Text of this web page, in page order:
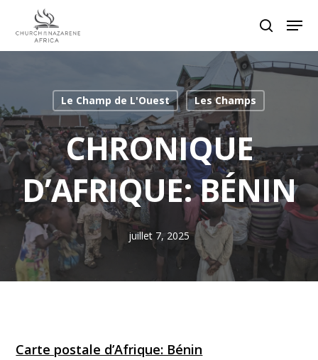
Hit enter to search or ESC to close
Le Champ de L'Ouest Les Champs
CHRONIQUE
D’AFRIQUE: BÉNIN
juillet 7, 2025
Carte postale d’Afrique: Bénin